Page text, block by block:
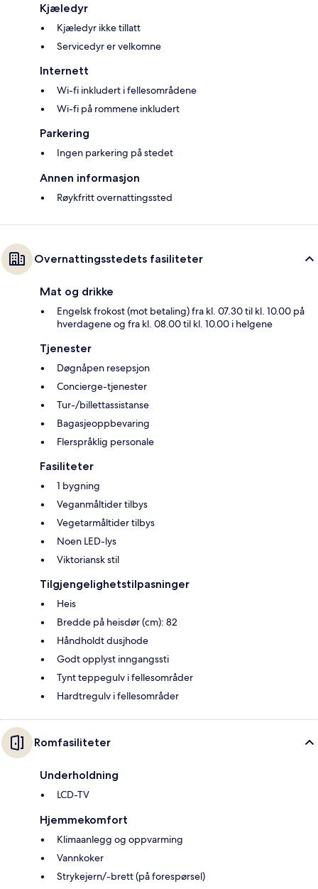
Kjæledyr
Kjæledyr ikke tillatt
Servicedyr er velkomne
Internett
Wi-fi inkludert i fellesområdene
Wi-fi på rommene inkludert
Parkering
Ingen parkering på stedet
Annen informasjon
Røykfritt overnattingssted
Overnattingsstedets fasiliteter
Mat og drikke
Engelsk frokost (mot betaling) fra kl. 07.30 til kl. 10.00 på
hverdagene og fra kl. 08.00 til kl. 10.00 i helgene
Tjenester
Døgnåpen resepsjon
Concierge-tjenester
Tur-/billettassistanse
Bagasjeoppbevaring
Flerspråklig personale
Fasiliteter
1 bygning
Veganmåltider tilbys
Vegetarmåltider tilbys
Noen LED-lys
Viktoriansk stil
Tilgjengelighetstilpasninger
Heis
Bredde på heisdør (cm): 82
Håndholdt dusjhode
Godt opplyst inngangssti
Tynt teppegulv i fellesområder
Hardtregulv i fellesområder
Romfasiliteter
Underholdning
LCD-TV
Hjemmekomfort
Klimaanlegg og oppvarming
Vannkoker
Strykejern/-brett (på forespørsel)